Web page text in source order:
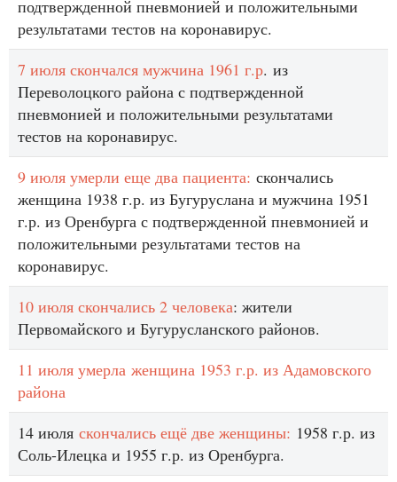
подтвержденной пневмонией и положительными
результатами тестов на коронавирус.
7 июля скончался мужчина 1961 г.р. из
Переволоцкого района с подтвержденной
пневмонией и положительными результатами
тестов на коронавирус.
9 июля умерли еще два пациента: скончались
женщина 1938 г.р. из Бугуруслана и мужчина 1951
г.р. из Оренбурга с подтвержденной пневмонией и
положительными результатами тестов на
коронавирус.
10 июля скончались 2 человека: жители
Первомайского и Бугурусланского районов.
11 июля умерла женщина 1953 г.р. из Адамовского
района
14 июля скончались ещё две женщины: 1958 г.р. из
Соль-Илецка и 1955 г.р. из Оренбурга.